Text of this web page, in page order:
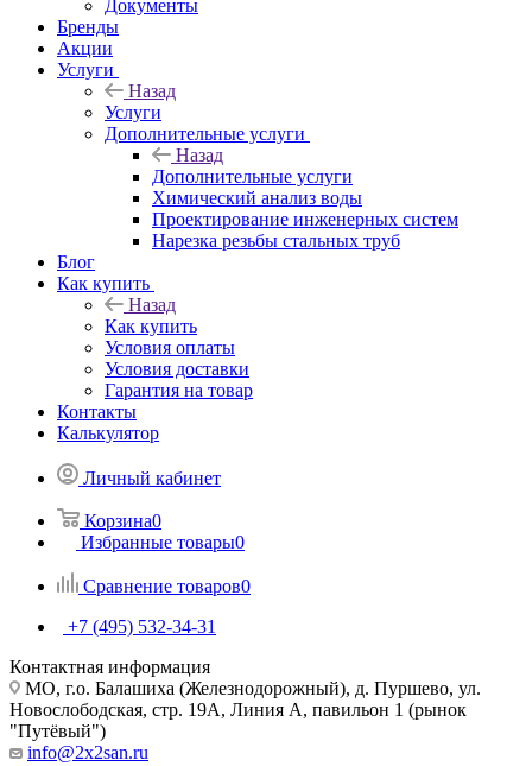
Документы
Бренды
Акции
Услуги
Назад
Услуги
Дополнительные услуги
Назад
Дополнительные услуги
Химический анализ воды
Проектирование инженерных систем
Нарезка резьбы стальных труб
Блог
Как купить
Назад
Как купить
Условия оплаты
Условия доставки
Гарантия на товар
Контакты
Калькулятор
Личный кабинет
Корзина0
Избранные товары0
Сравнение товаров0
+7 (495) 532‑34‑31
Контактная информация
МО, г.о. Балашиха (Железнодорожный), д. Пуршево, ул.
Новослободская, стр. 19А, Линия А, павильон 1 (рынок
"Путёвый")
info@2x2san.ru